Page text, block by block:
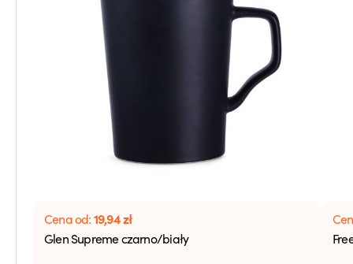
Cena od:19,94zł
Glen Supreme czarno/biały